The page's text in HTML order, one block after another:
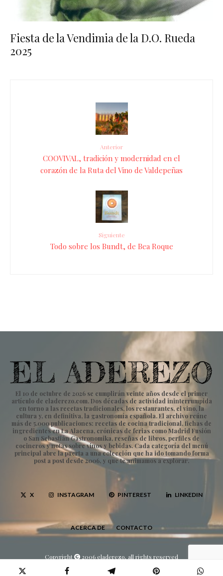
Fiesta de la Vendimia de la D.O. Rueda
2025
Anterior
COOVIVAL, tradición y modernidad en el
corazón de la Ruta del Vino de Valdepeñas
Siguiente
Todo sobre los Bundt, de Bea Roque
El 10 de octubre de 2026 se cumplirán veinte años desde el primer
artículo de eladerezo.com. Dos décadas de actividad ininterrumpida
en torno a las recetas tradicionales, los restaurantes, el vino, la
cultura y, en definitiva, la gastronomía española. El archivo reúne
más de 5.000 publicaciones: recetas de cocina tradicional, fichas de
ingredientes en La Alacena, crónicas de ferias como Madrid Fusión
o San Sebastián Gastronomika, reseñas de libros, perfiles de
cocineros y notas sobre vinos y bebidas. Cada categoría del menú
principal abre la puerta a una colección que ha ido tomando forma
post a post desde 2006, y que te animamos a explorar.
X INSTAGRAM PINTEREST LINKEDIN
ACERCA DE CONTACTO
Copyright 2006 eladerezo, all rights reserved